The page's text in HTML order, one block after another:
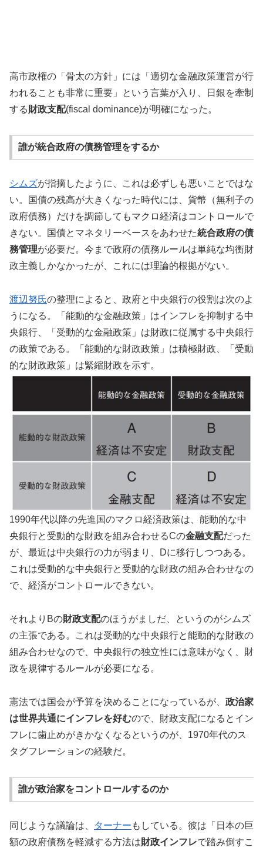
高市政権の「骨太の方針」には「適切な金融政策運営が行
われることも非常に重要」という言葉が入り、日銀を牽制
する財政支配(fiscal dominance)が明確になった。
誰が統合政府の債務管理をするか
シムズが指摘したように、これは必ずしも悪いことではな
い。国債の残高が大きくなった時代には、貨幣（無利子の
政府債務）だけを調節してもマクロ経済はコントロールで
きない。国債とマネタリーベースをあわせた統合政府の債
務管理が必要だ。今まで政府の債務ルールは単純な均衡財
政主義しかなかったが、これには理論的根拠がない。
渡辺努氏の整理によると、政府と中央銀行の役割は次のよ
うになる。「能動的な金融政策」はインフレを抑制する中
央銀行、「受動的な金融政策」は財政に従属する中央銀行
の政策である。「能動的な財政政策」は積極財政、「受動
的な財政政策」は緊縮財政を示す。
1990年代以降の先進国のマクロ経済政策は、能動的な中
央銀行と受動的な財政を組み合わせるCの金融支配だった
が、最近は中央銀行の力が弱まり、Dに移行しつつある。
これは受動的な中央銀行と受動的な財政の組み合わせなの
で、経済がコントロールできない。
それよりBの財政支配のほうがましだ、というのがシムズ
の主張である。これは受動的な中央銀行と能動的な財政の
組み合わせなので、中央銀行の独立性には意味がなく、財
政を規律するルールが必要になる。
憲法では国会が予算を決めることになっているが、 政治家
は世界共通にインフレを好むので、財政支配になるとイン
フレに歯止めがきかなくなるというのが、1970年代のス
タグフレーションの経験だ。
誰が政治家をコントロールするのか
同じような議論は、 ターナー もしている。彼は「日本の巨
額の政府債務を軽減する方法は財政インフレで踏み倒すこ